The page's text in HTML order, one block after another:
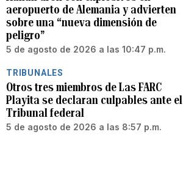
aeropuerto de Alemania y advierten
sobre una “nueva dimensión de
peligro”
5 de agosto de 2026 a las 10:47 p.m.
TRIBUNALES
Otros tres miembros de Las FARC
Playita se declaran culpables ante el
Tribunal federal
5 de agosto de 2026 a las 8:57 p.m.